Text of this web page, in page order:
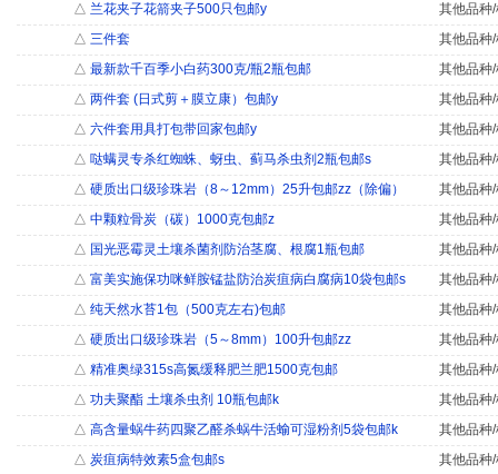
△ 兰花夹子花箭夹子500只包邮y
其他品种
△ 三件套
其他品种
△ 最新款千百季小白药300克/瓶2瓶包邮
其他品种
△ 两件套 (日式剪＋膜立康）包邮y
其他品种
△ 六件套用具打包带回家包邮y
其他品种
△ 哒螨灵专杀红蜘蛛、蚜虫、蓟马杀虫剂2瓶包邮s
其他品种
△ 硬质出口级珍珠岩（8～12mm）25升包邮zz（除偏）
其他品种
△ 中颗粒骨炭（碳）1000克包邮z
其他品种
△ 国光恶霉灵土壤杀菌剂防治茎腐、根腐1瓶包邮
其他品种
△ 富美实施保功咪鲜胺锰盐防治炭疽病白腐病10袋包邮s
其他品种
△ 纯天然水苔1包（500克左右)包邮
其他品种
△ 硬质出口级珍珠岩（5～8mm）100升包邮zz
其他品种
△ 精准奥绿315s高氮缓释肥兰肥1500克包邮
其他品种
△ 功夫聚酯 土壤杀虫剂 10瓶包邮k
其他品种
△ 高含量蜗牛药四聚乙醛杀蜗牛活蝓可湿粉剂5袋包邮k
其他品种
△ 炭疽病特效素5盒包邮s
其他品种